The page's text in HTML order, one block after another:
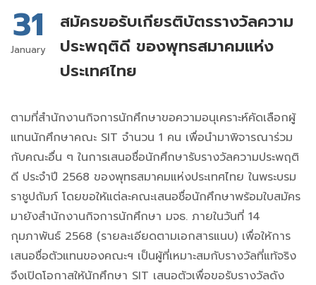
31
January
สมัครขอรับเกียรติบัตรรางวัลความ
ประพฤติดี ของพุทธสมาคมแห่ง
ประเทศไทย
ตามที่สำนักงานกิจการนักศึกษาขอความอนุเคราะห์คัดเลือกผู้
แทนนักศึกษาคณะ SIT จำนวน 1 คน เพื่อนำมาพิจารณาร่วม
กับคณะอื่น ๆ ในการเสนอชื่อนักศึกษารับรางวัลความประพฤติ
ดี ประจำปี 2568 ของพุทธสมาคมแห่งประเทศไทย ในพระบรม
ราชูปถัมภ์ โดยขอให้แต่ละคณะเสนอชื่อนักศึกษาพร้อมใบสมัคร
มายังสำนักงานกิจการนักศึกษา มจธ. ภายในวันที่ 14
กุมภาพันธ์ 2568 (รายละเอียดตามเอกสารแนบ) เพื่อให้การ
เสนอชื่อตัวแทนของคณะฯ เป็นผู้ที่เหมาะสมกับรางวัลที่แท้จริง
จึงเปิดโอกาสให้นักศึกษา SIT เสนอตัวเพื่อขอรับรางวัลดัง